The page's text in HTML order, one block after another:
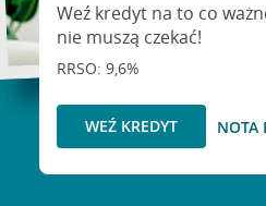
Weź kredyt na to co
nie muszą czekać!
RRSO: 9,6%
WEŹ KREDYT NOTA